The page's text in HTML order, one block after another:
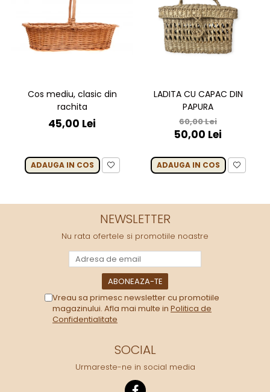
Cos mediu, clasic din
rachita
45,00 Lei
ADAUGA IN COS
LADITA CU CAPAC DIN
PAPURA
60,00 Lei
50,00 Lei
ADAUGA IN COS
NEWSLETTER
Nu rata ofertele si promotiile noastre
Vreau sa primesc newsletter cu promotiile
magazinului. Afla mai multe in Politica de
Confidentialitate
SOCIAL
Urmareste-ne in social media